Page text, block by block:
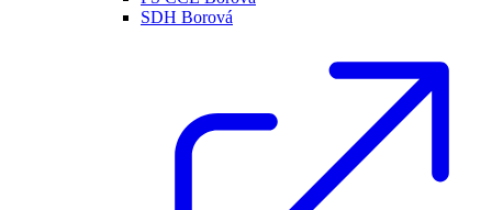
SDH Borová